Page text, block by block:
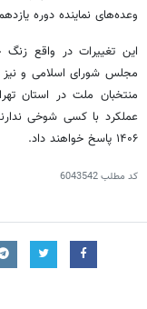
وعده‌های نماینده دوره
این تغییرات در واقع
مجلس شورای اسلامی و
منتخبان ملت در استان
عملکرد با کسی شوخی
۱۴۰۶ پاسخ خواهند داد.
کد مطلب6043542